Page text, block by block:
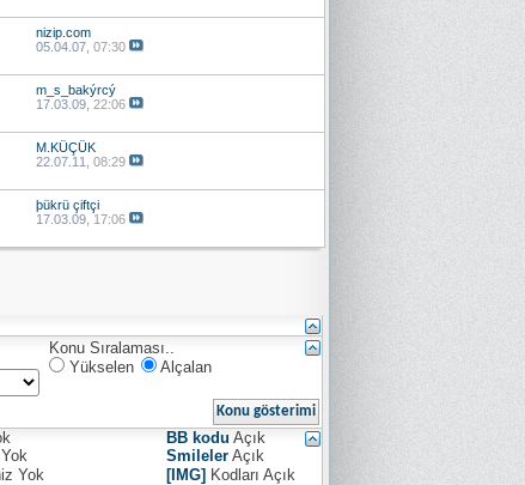
nizip.com
05.04.07, 07:30
m_s_bakýrcý
17.03.09, 22:06
M.KÜÇÜK
22.07.11, 08:29
þükrü çiftçi
17.03.09, 17:06
Konu Sıralaması..
Yükselen
Alçalan
Yok
Yok
BB kodu Açık
Smileler Açık
[IMG]Kodları Açık